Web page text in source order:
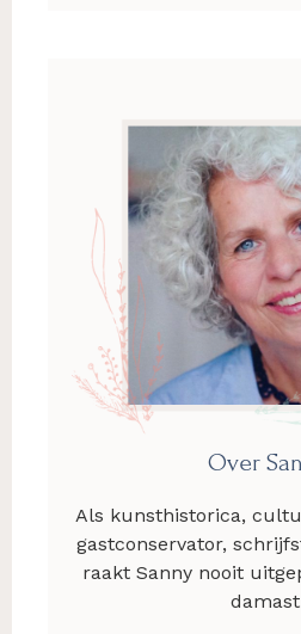
Over
Als kunsthistorica,
gastconservator,
raakt Sanny nooit